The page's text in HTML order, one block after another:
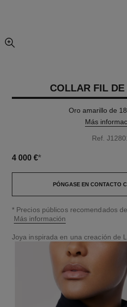
imagen agrandada
COLLAR FIL
Oro amarillo de
Más
Ref.
4 000 €*
PÓNGASE EN CONTACTO
↩
* Precios públicos recomendados
Más información
Joya inspirada en una creación de